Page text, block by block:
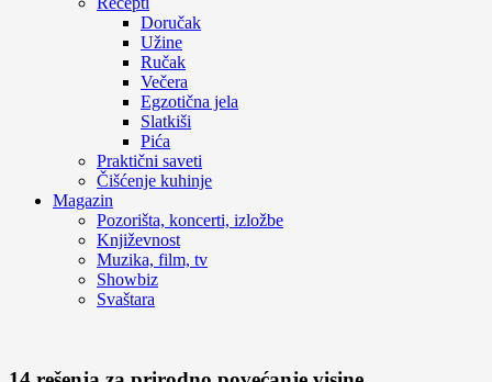
Doručak
Užine
Ručak
Večera
Egzotična jela
Slatkiši
Pića
Praktični saveti
Čišćenje kuhinje
Magazin
Pozorišta, koncerti, izložbe
Književnost
Muzika, film, tv
Showbiz
Svaštara